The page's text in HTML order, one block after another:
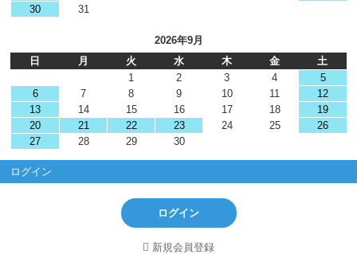
30
31
2026年9月
日
月 火 水 木 金
土
1
2 3 4
5
6
7 8 9 10 11
12
13
14 15 16 17 18
19
20
21 22 23 24 25
26
27
28 29 30
ログイン
ログイン
新規会員登録